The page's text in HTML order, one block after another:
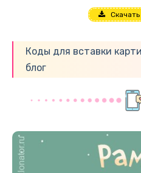
Коды для вставки
блог